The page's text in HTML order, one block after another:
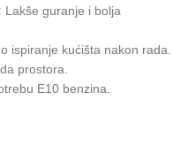
Lakše guranje i bolja
ispiranje kućišta nakon rada.
prostora.
E10 benzina.